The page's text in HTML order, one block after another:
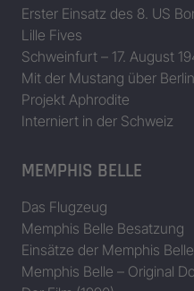
Erster Einsatz des 8. US
Lille Fives
Schweinfurt – 17. August
Mit der Mustang über Berlin
Projekt Aphrodite
Interniert in der Schweiz
MEMPHIS BELLE
Das Flugzeug
Memphis Belle Besatzung
Einsätze der Memphis Belle
Memphis Belle – Original